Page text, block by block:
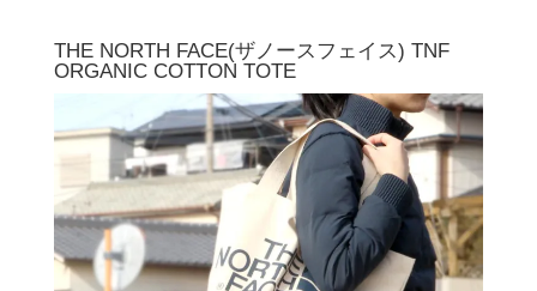
THE NORTH FACE(ザノースフェイス) TNF
ORGANIC COTTON TOTE